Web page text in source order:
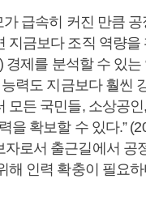
가 급속히 커진 만큼 공
지금보다 조직 역량을
경제를 분석할 수 있는
력도 지금보다 훨씬
모든 국민들, 소상공인
을 확보할 수 있다.”
자로서 출근길에서 공
해 인력 확충이 필요